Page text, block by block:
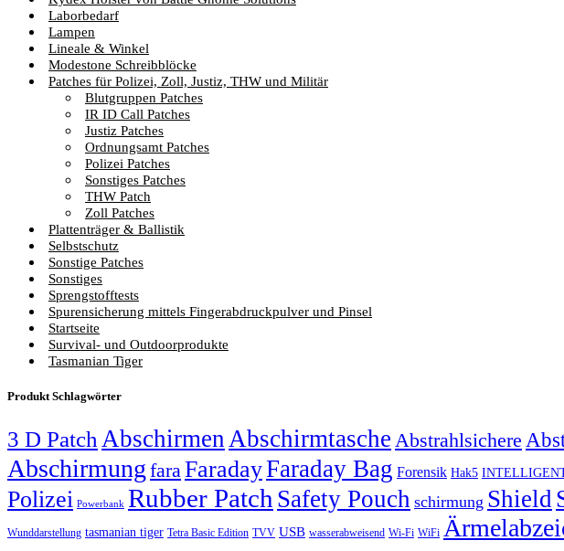
Laborbedarf
Lampen
Lineale & Winkel
Modestone Schreibblöcke
Patches für Polizei, Zoll, Justiz, THW und Militär
Blutgruppen Patches
IR ID Call Patches
Justiz Patches
Ordnungsamt Patches
Polizei Patches
Sonstiges Patches
THW Patch
Zoll Patches
Plattenträger & Ballistik
Selbstschutz
Sonstige Patches
Sonstiges
Sprengstofftests
Spurensicherung mittels Fingerabdruckpulver und Pinsel
Startseite
Survival- und Outdoorprodukte
Tasmanian Tiger
Produkt Schlagwörter
3 D Patch AbschirmenAbschirmtasche Abstrahlsichere
Abschirmung faraFaradayFaraday Bag Forensik Hak5
Polizei Powerbank Rubber Patch Safety Pouch schirmung Shield
Wunddarstellung tasmanian tiger Tetra Basic Edition TVV USB wasserabweisend Wi-Fi WiFi